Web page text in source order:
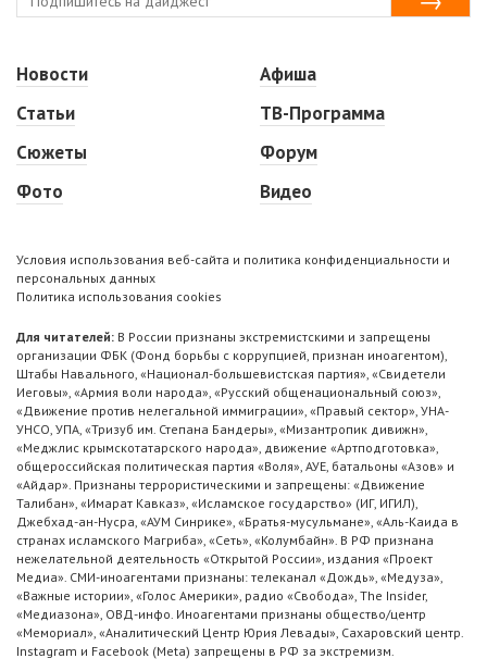
Новости
Статьи
Сюжеты
Фото
Афиша
ТВ-Программа
Форум
Видео
Условия использования веб-сайта и политика конфиденциальности и
персональных данных
Политика использования cookies
Для читателей: В России признаны экстремистскими и запрещены
организации ФБК (Фонд борьбы с коррупцией, признан иноагентом),
Штабы Навального, «Национал-большевистская партия», «Свидетели
Иеговы», «Армия воли народа», «Русский общенациональный союз»,
«Движение против нелегальной иммиграции», «Правый сектор», УНА-
УНСО, УПА, «Тризуб им. Степана Бандеры», «Мизантропик дивижн»,
«Меджлис крымскотатарского народа», движение «Артподготовка»,
общероссийская политическая партия «Воля», АУЕ, батальоны «Азов» и
«Айдар». Признаны террористическими и запрещены: «Движение
Талибан», «Имарат Кавказ», «Исламское государство» (ИГ, ИГИЛ),
Джебхад-ан-Нусра, «АУМ Синрике», «Братья-мусульмане», «Аль-Каида в
странах исламского Магриба», «Сеть», «Колумбайн». В РФ признана
нежелательной деятельность «Открытой России», издания «Проект
Медиа». СМИ-иноагентами признаны: телеканал «Дождь», «Медуза»,
«Важные истории», «Голос Америки», радио «Свобода», The Insider,
«Медиазона», ОВД-инфо. Иноагентами признаны общество/центр
«Мемориал», «Аналитический Центр Юрия Левады», Сахаровский центр.
Instagram и Facebook (Metа) запрещены в РФ за экстремизм.